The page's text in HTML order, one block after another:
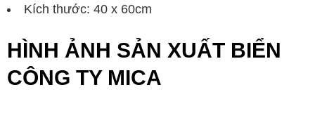
Kích thước: 40 x 60cm
HÌNH ẢNH SẢN XUẤT BIỂN
CÔNG TY MICA